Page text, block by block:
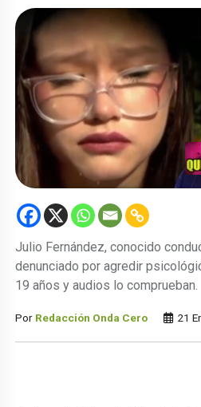
Julio Fernández, conocido
denunciado por agredir
19 años y audios lo comprueban.
Por Redacción Onda Cero 21